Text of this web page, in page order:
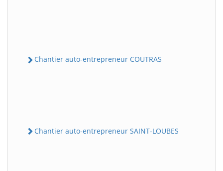
Chantier auto-entrepreneur COUTRAS
Chantier auto-entrepreneur SAINT-LOUBES